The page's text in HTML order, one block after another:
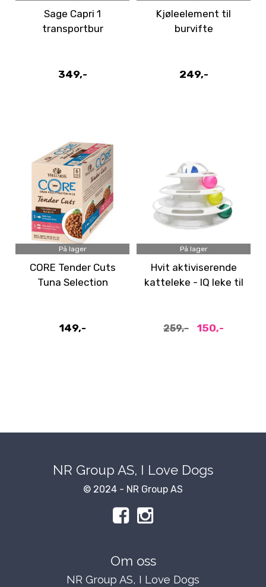
Sage Capri 1
transportbur
349,-
Kjøleelement til
burvifte
249,-
På lager
CORE Tender Cuts
Tuna Selection
149,-
På lager
Hvit aktiviserende
katteleke - IQ leke til
259,- 150,-
NR Group AS, I Love Dogs
© 2024 - NR Group AS
Om oss
NR Group AS, I Love Dogs